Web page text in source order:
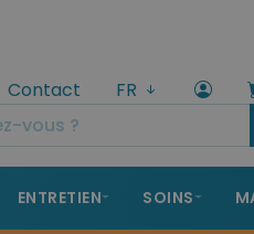
Contact FR
ENTRETIEN SOINS